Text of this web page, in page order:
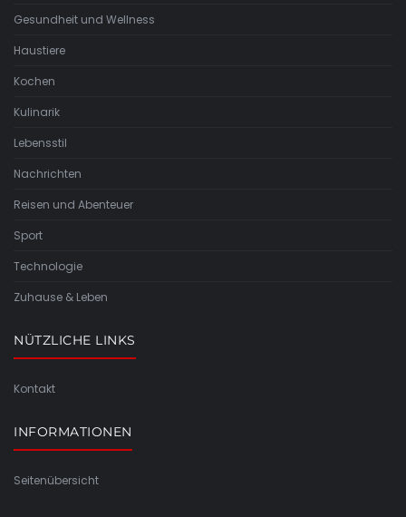
Gesundheit und Wellness
Haustiere
Kochen
Kulinarik
Lebensstil
Nachrichten
Reisen und Abenteuer
Sport
Technologie
Zuhause & Leben
NÜTZLICHE LINKS
Kontakt
INFORMATIONEN
Seitenübersicht